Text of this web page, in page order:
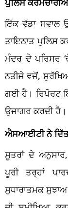
ਇੱਕ ਵੱਡਾ ਸਵਾਲ
ਤਾਇਨਾਤ ਪੁਲਿਸ
ਮੰਦਰ ਦੇ ਪਰਿਸਰ
ਨਤੀਜੇ ਵਜੋਂ,
ਗਈ ਹੈ। ਰਿਪੋਰਟ
ਉਜਾਗਰ ਕਰਦੀ ਹੈ।
ਐਸਆਈਟੀ ਨੇ
ਸੂਤਰਾਂ ਦੇ
ਪੂਰੀ ਤਰ੍ਹਾਂ
ਸੁਧਾਰਾਤਮਕ